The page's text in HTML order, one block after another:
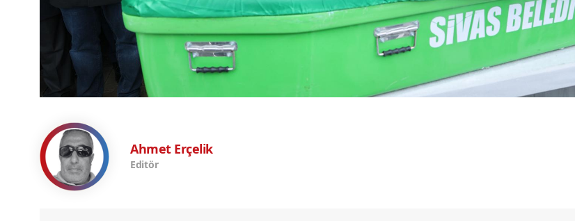
Ahmet Erçelik
Editör